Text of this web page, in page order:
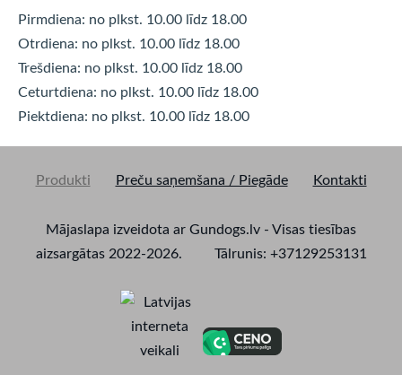
Pirmdiena: no plkst. 10.00 līdz 18.00
Otrdiena: no plkst. 10.00 līdz 18.00
Trešdiena: no plkst. 10.00 līdz 18.00
Ceturtdiena: no plkst. 10.00 līdz 18.00
Piektdiena: no plkst. 10.00 līdz 18.00
Produkti Preču saņemšana / Piegāde Kontakti
Mājaslapa izveidota ar Gundogs.lv - Visas tiesības
aizsargātas 2022-2026. Tālrunis: +37129253131